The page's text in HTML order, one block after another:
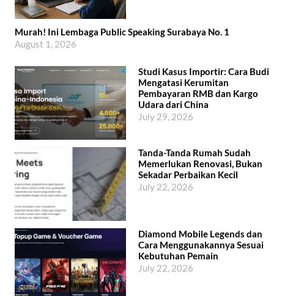
Murah! Ini Lembaga Public Speaking Surabaya No. 1
August 1, 2026
Studi Kasus Importir: Cara Budi
Mengatasi Kerumitan
Pembayaran RMB dan Kargo
Udara dari China
July 29, 2026
Tanda-Tanda Rumah Sudah
Memerlukan Renovasi, Bukan
Sekadar Perbaikan Kecil
July 22, 2026
Diamond Mobile Legends dan
Cara Menggunakannya Sesuai
Kebutuhan Pemain
July 22, 2026